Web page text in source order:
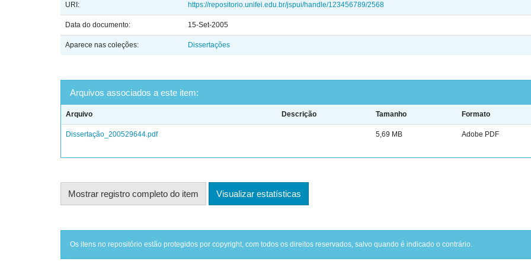
URI: https://repositorio.unifei.edu.br/jspui/handle/123456789/2568
Data do documento: 15-Set-2005
Aparece nas coleções: Dissertações
Arquivos associados a este item:
Arquivo Descrição Tamanho Formato
Dissertação_200529644.pdf 5,69 MB Adobe PDF
Mostrar registro completo do item Visualizar estatísticas
Os itens no repositório estão protegidos por copyright, com todos os direitos reservados, salvo quando é indicado o contrário.